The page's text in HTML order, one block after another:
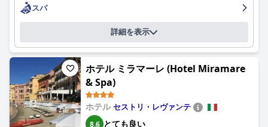
を経験しています。ジムは小さいながらも、日常的なワークアウ
トには十分に装備されており満足できますが、WiFiとの接続に小
ホテルでの駐車場は安全で便利な地下にありますが、一部のゲス
トはスペースが狭く、費用が比較的高いと感じています。施設
は、その安全性とホテルへの近さで肯定的なフィードバックを受
けています。
家族旅行者は、NH コレクション ジェノバ マリーナ (NH
Collection Genova Marina)を子供向けの設備と家族向けのサービ
スパ
詳細を表示
ホテル ミラマーレ (Hotel Miramare
& Spa)
ホテルセストリ・レヴァンテ
8.6 とても良い